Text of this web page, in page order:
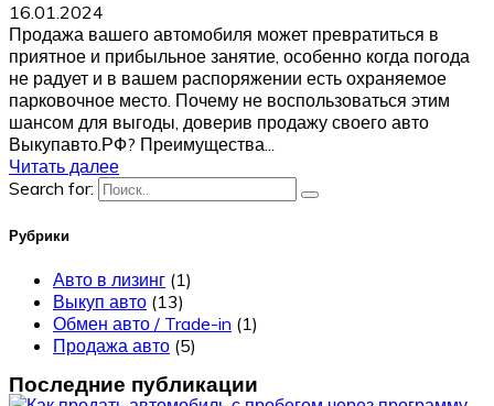
16.01.2024
Продажа вашего автомобиля может превратиться в
приятное и прибыльное занятие, особенно когда погода
не радует и в вашем распоряжении есть охраняемое
парковочное место. Почему не воспользоваться этим
шансом для выгоды, доверив продажу своего авто
Выкупавто.РФ? Преимущества...
Читать далее
Search for:
Рубрики
Авто в лизинг (1)
Выкуп авто (13)
Обмен авто / Trade-in (1)
Продажа авто (5)
Последние публикации